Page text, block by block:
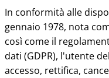
In conformità alle
gennaio 1978, nota
così come il
dati (GDPR), l'utente
accesso, rettifica,